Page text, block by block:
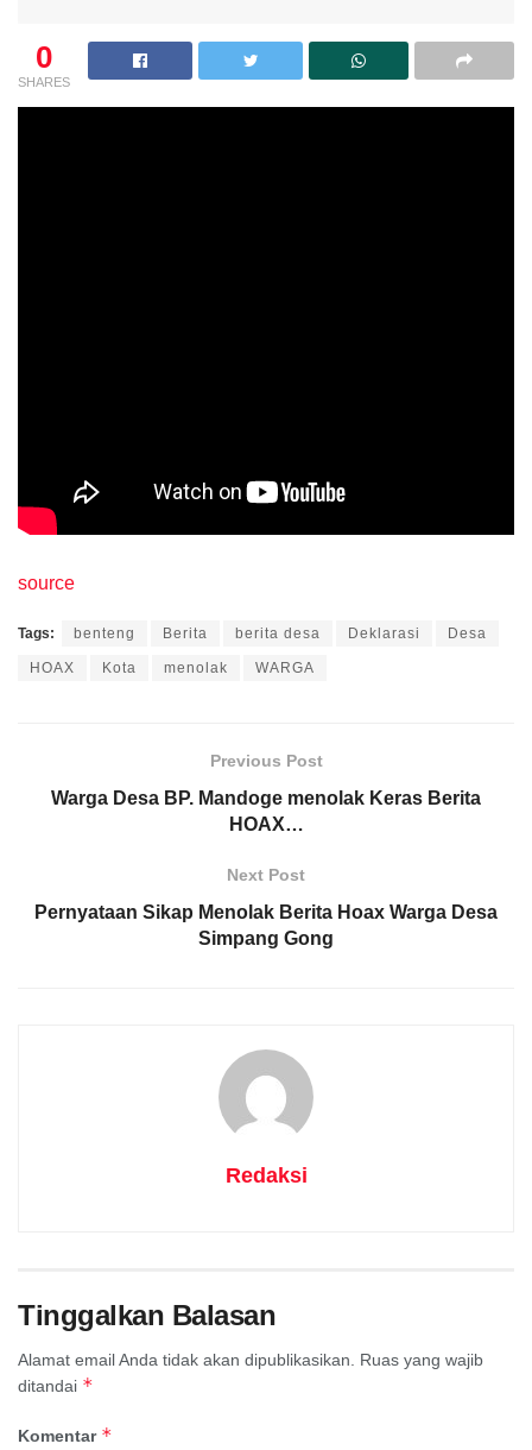
0
SHARES
source
Tags: benteng Berita berita desa Deklarasi Desa
HOAX Kota menolak WARGA
Previous Post
Warga Desa BP. Mandoge menolak Keras Berita
HOAX…
Next Post
Pernyataan Sikap Menolak Berita Hoax Warga Desa
Simpang Gong
Redaksi
Tinggalkan Balasan
Alamat email Anda tidak akan dipublikasikan. Ruas yang wajib
ditandai *
Komentar *